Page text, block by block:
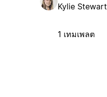
Kylie Stewart
1 เทมเพลต